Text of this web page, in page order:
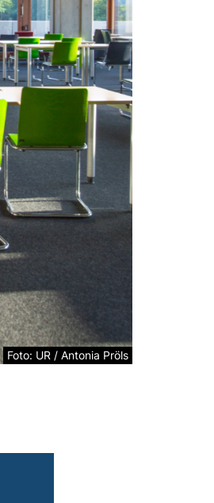
Foto: UR / Antonia Pröls